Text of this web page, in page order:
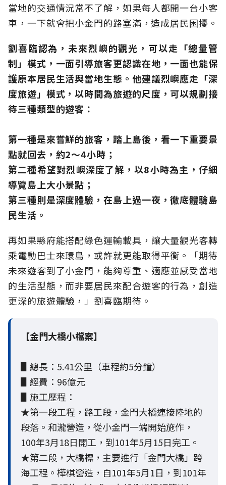
當地的交通情況常不了解，如果每人都開一台小客
車，一下就會把小金門的路塞滿，造成居民困擾。
劉喜臨認為，未來烈嶼的觀光，可以走「總量管
制」模式，一面引導旅客更認識在地，一面也能保
護原本居民生活與當地生態。他建議烈嶼應走「深
度旅遊」模式，以時間為旅遊的尺度，可以規劃接
待三種類型的遊客：
第一種是來嘗鮮的旅客，踏上島後，看一下重要景
點就回去，約2～4小時；
第二種希望對烈嶼深度了解，以8小時為主，仔細
導覽島上大小景點；
第三種則是深度體驗，在島上過一夜，徹底體驗島
民生活。
再如果縣府能搭配綠色運輸載具，讓大量觀光客轉
乘電動巴士來環島，或許就更能取得平衡。「期待
未來遊客到了小金門，能夠尊重、適應並感受當地
的生活型態，而非要居民來配合遊客的行為，創造
更深的旅遊體驗，」劉喜臨期待。
【金門大橋小檔案】
▋總長：5.41公里（車程約5分鐘）
▋經費：96億元
▋施工歷程：
★第一段工程，路工段，金門大橋連接陸地的
段落。和瀧營造，從小金門一端開始施作，
100年3月18日開工，到101年5月15日完工。
★第二段，大橋標，主要進行「金門大橋」跨
海工程。樺棋營造，自101年5月1日，到101年